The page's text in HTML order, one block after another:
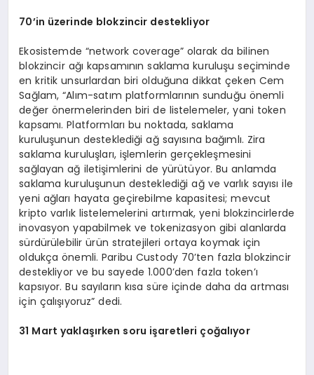
70’in üzerinde blokzincir destekliyor
Ekosistemde “network coverage” olarak da bilinen
blokzincir ağı kapsamının saklama kuruluşu seçiminde
en kritik unsurlardan biri olduğuna dikkat çeken Cem
Sağlam, “Alım-satım platformlarının sunduğu önemli
değer önermelerinden biri de listelemeler, yani token
kapsamı. Platformları bu noktada, saklama
kuruluşunun desteklediği ağ sayısına bağımlı. Zira
saklama kuruluşları, işlemlerin gerçekleşmesini
sağlayan ağ iletişimlerini de yürütüyor. Bu anlamda
saklama kuruluşunun desteklediği ağ ve varlık sayısı ile
yeni ağları hayata geçirebilme kapasitesi; mevcut
kripto varlık listelemelerini artırmak, yeni blokzincirlerde
inovasyon yapabilmek ve tokenizasyon gibi alanlarda
sürdürülebilir ürün stratejileri ortaya koymak için
oldukça önemli. Paribu Custody 70’ten fazla blokzincir
destekliyor ve bu sayede 1.000’den fazla token’ı
kapsıyor. Bu sayıların kısa süre içinde daha da artması
için çalışıyoruz” dedi.
31 Mart yaklaşırken soru işaretleri çoğalıyor